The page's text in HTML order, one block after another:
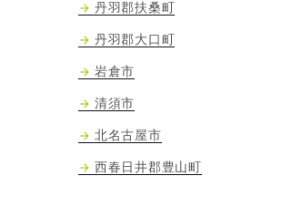
丹羽郡扶桑町
丹羽郡大口町
岩倉市
清須市
北名古屋市
西春日井郡豊山町